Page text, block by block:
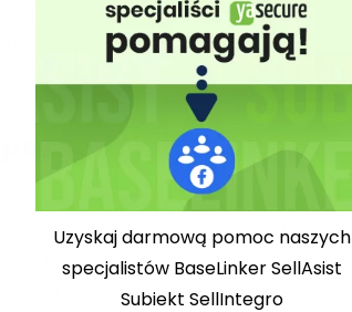
Bez tej wiedzy, bez stałego
sens wykonywanej pracy.
klientów
i da się w tym wszystkim odnaleźć
sięgam po poniższe pytania, odkrywam,
Jak bardzo nasi klienci zmieniają
i wątpliwości się pojawia. Dla mnie,
Uzyskaj darmową pomoc naszych
specjalistów BaseLinker SellAsist
Subiekt SellIntegro